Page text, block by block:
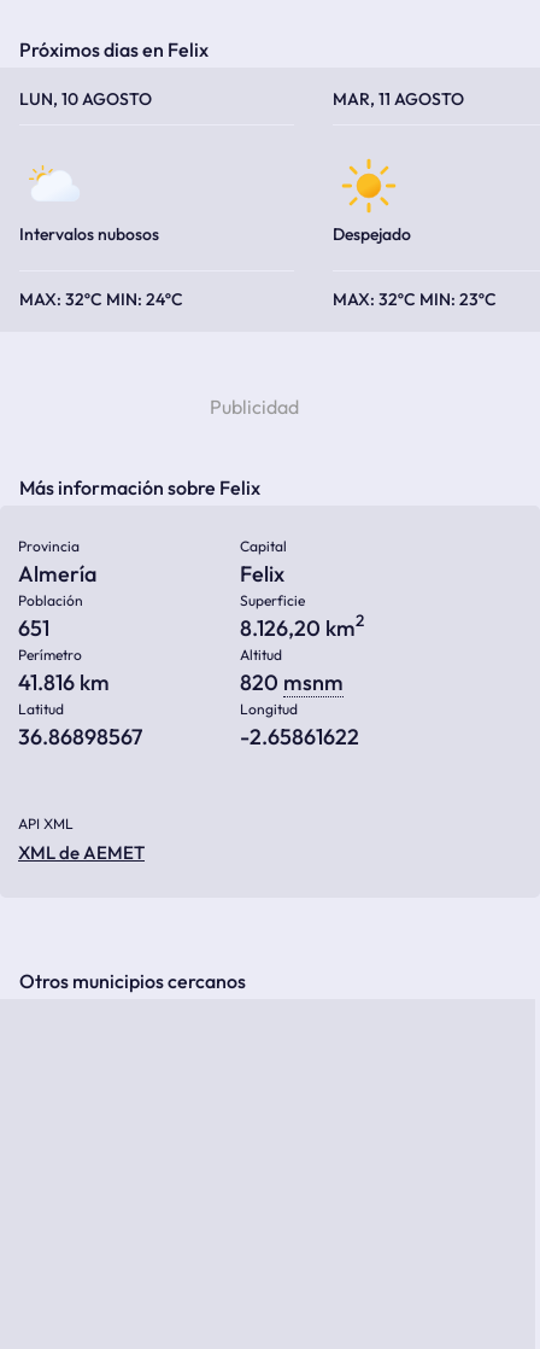
Próximos dias en Felix
LUN, 10 AGOSTO
Intervalos nubosos
32ºC 24ºC
MAR, 11 AGOSTO
Despejado
32ºC 23ºC
Más información sobre Felix
Provincia
Almería
Capital
Felix
Población
651
Superficie
8.126,20 km2
Perímetro
41.816 km
Altitud
820 msnm
Latitud
36.86898567
Longitud
-2.65861622
API XML
XML de AEMET
Otros municipios cercanos